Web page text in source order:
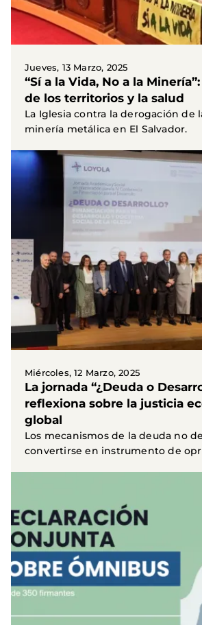
Jueves, 13 Marzo, 2025
“Sí a la Vida, No a la
de los territorios y la salud
La Iglesia contra la derogación de
minería metálica en El Salvador.
Miércoles, 12 Marzo, 2025
La jornada “¿Deuda o
reflexiona sobre la justicia
global
Los mecanismos de la deuda no
convertirse en instrumento de